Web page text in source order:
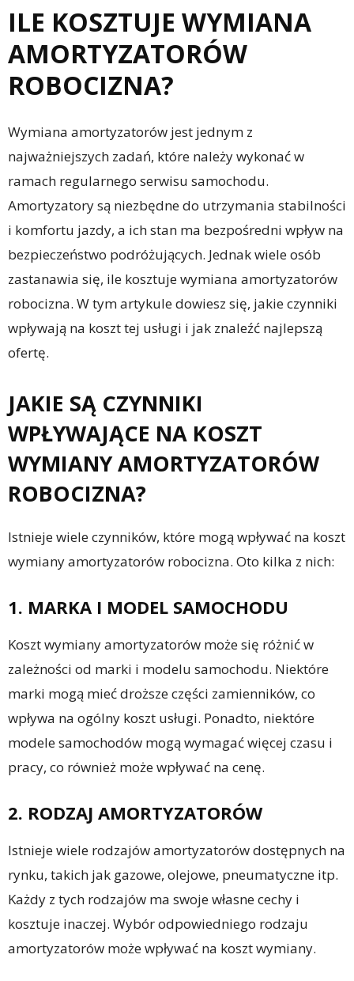
ILE KOSZTUJE WYMIANA
AMORTYZATORÓW
ROBOCIZNA?
Wymiana amortyzatorów jest jednym z
najważniejszych zadań, które należy wykonać w
ramach regularnego serwisu samochodu.
Amortyzatory są niezbędne do utrzymania stabilności
i komfortu jazdy, a ich stan ma bezpośredni wpływ na
bezpieczeństwo podróżujących. Jednak wiele osób
zastanawia się, ile kosztuje wymiana amortyzatorów
robocizna. W tym artykule dowiesz się, jakie czynniki
wpływają na koszt tej usługi i jak znaleźć najlepszą
ofertę.
JAKIE SĄ CZYNNIKI
WPŁYWAJĄCE NA KOSZT
WYMIANY AMORTYZATORÓW
ROBOCIZNA?
Istnieje wiele czynników, które mogą wpływać na koszt
wymiany amortyzatorów robocizna. Oto kilka z nich:
1. MARKA I MODEL SAMOCHODU
Koszt wymiany amortyzatorów może się różnić w
zależności od marki i modelu samochodu. Niektóre
marki mogą mieć droższe części zamienników, co
wpływa na ogólny koszt usługi. Ponadto, niektóre
modele samochodów mogą wymagać więcej czasu i
pracy, co również może wpływać na cenę.
2. RODZAJ AMORTYZATORÓW
Istnieje wiele rodzajów amortyzatorów dostępnych na
rynku, takich jak gazowe, olejowe, pneumatyczne itp.
Każdy z tych rodzajów ma swoje własne cechy i
kosztuje inaczej. Wybór odpowiedniego rodzaju
amortyzatorów może wpływać na koszt wymiany.